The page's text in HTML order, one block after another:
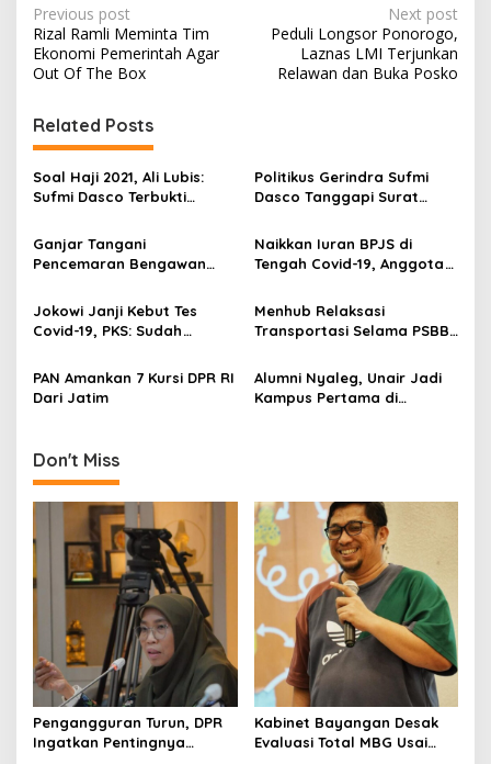
P
o
s
t
n
a
v
i
g
t
o
Previous post
Rizal Ramli Meminta Tim
Ekonomi Pemerintah Agar
Out Of The Box
Next post
Peduli Longsor Ponorogo,
Laznas LMI Terjunkan
Relawan dan Buka Posko
Related Posts
Soal Haji 2021, Ali Lubis:
Sufmi Dasco Terbukti
Politikus Gerindra Sufmi
Dasco Tanggapi Surat
Ganjar Tangani
Pencemaran Bengawan
Patut Diapresiasi dan Ditiru
Kepala Daerah Lain
Naikkan Iuran BPJS di
Tengah Covid-19, Anggota
Mempermainkan Hati
Rakyat
Jokowi Janji Kebut Tes
Covid-19, PKS: Sudah
Menhub Relaksasi
Transportasi Selama PSBB,
Masyarakat!
PAN Amankan 7 Kursi DPR RI
Dari Jatim
Alumni Nyaleg, Unair Jadi
Kampus Pertama di
Don't Miss
Pengangguran Turun, DPR
Ingatkan Pentingnya
Kabinet Bayangan Desak
Evaluasi Total MBG Usai